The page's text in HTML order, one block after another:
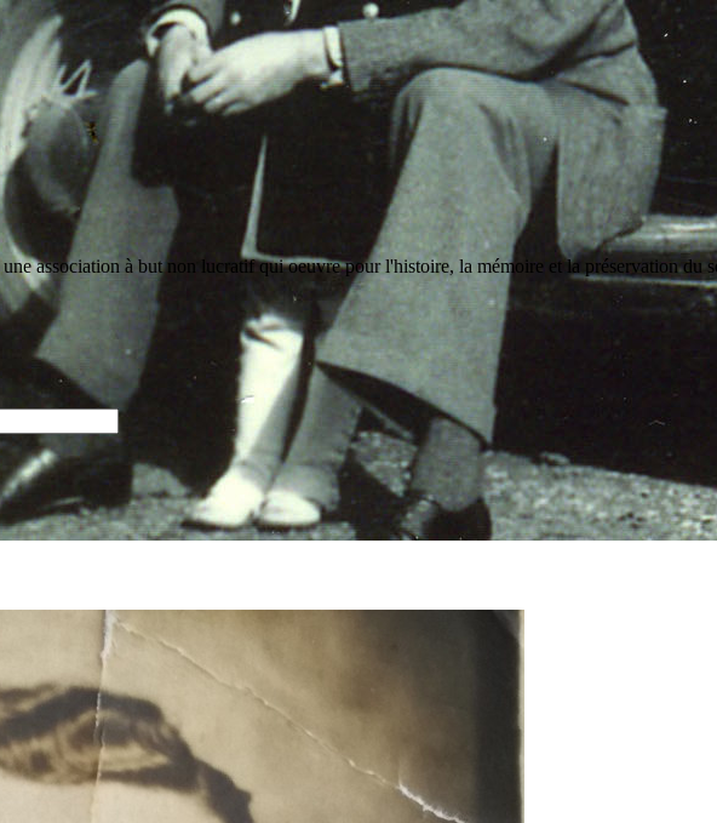
association à but non lucratif qui oeuvre pour l'histoire, la mémoire et la préservation du